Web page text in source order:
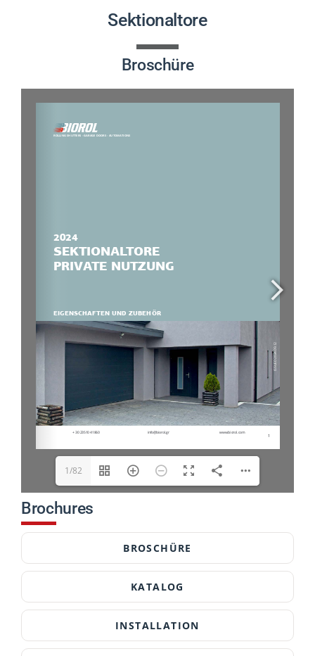
Sektionaltore
Broschüre
1/82
Brochures
BROSCHÜRE
KATALOG
INSTALLATION